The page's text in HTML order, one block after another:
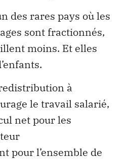
des rares pays où les
sont fractionnés,
moins. Et elles
à
le travail salarié,
net pour les
pour l’ensemble de